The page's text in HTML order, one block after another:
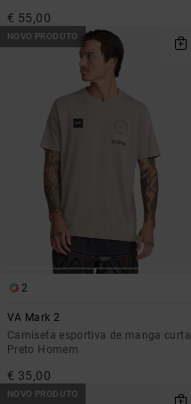
€ 55,00
NOVO PRODUTO
2
VA Mark 2
Camiseta esportiva de manga curta
Preto Homem
€ 35,00
NOVO PRODUTO